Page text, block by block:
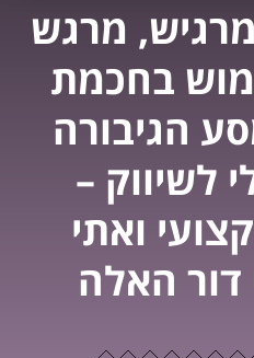
מרגש
בחכמת
הגיבורה
לשיווק –
ואתי
דור האלה